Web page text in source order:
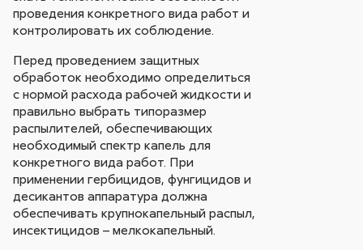
проведения конкретного вида работ и
контролировать их соблюдение.
Перед проведением защитных
обработок необходимо определиться
с нормой расхода рабочей жидкости и
правильно выбрать типоразмер
распылителей, обеспечивающих
необходимый спектр капель для
конкретного вида работ. При
применении гербицидов, фунгицидов и
десикантов аппаратура должна
обеспечивать крупнокапельный распыл,
инсектицидов – мелкокапельный.